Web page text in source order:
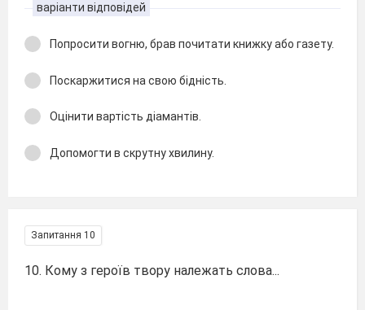
варіанти відповідей
Попросити вогню, брав почитати книжку або газету.
Поскаржитися на свою бідність.
Оцінити вартість діамантів.
Допомогти в скрутну хвилину.
Запитання 10
10. Кому з героїв твору належать слова...